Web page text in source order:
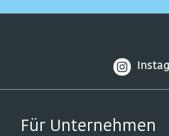
Für Unternehmen